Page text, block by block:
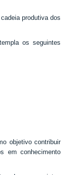
produtiva dos
os seguintes
objetivo contribuir
em conhecimento